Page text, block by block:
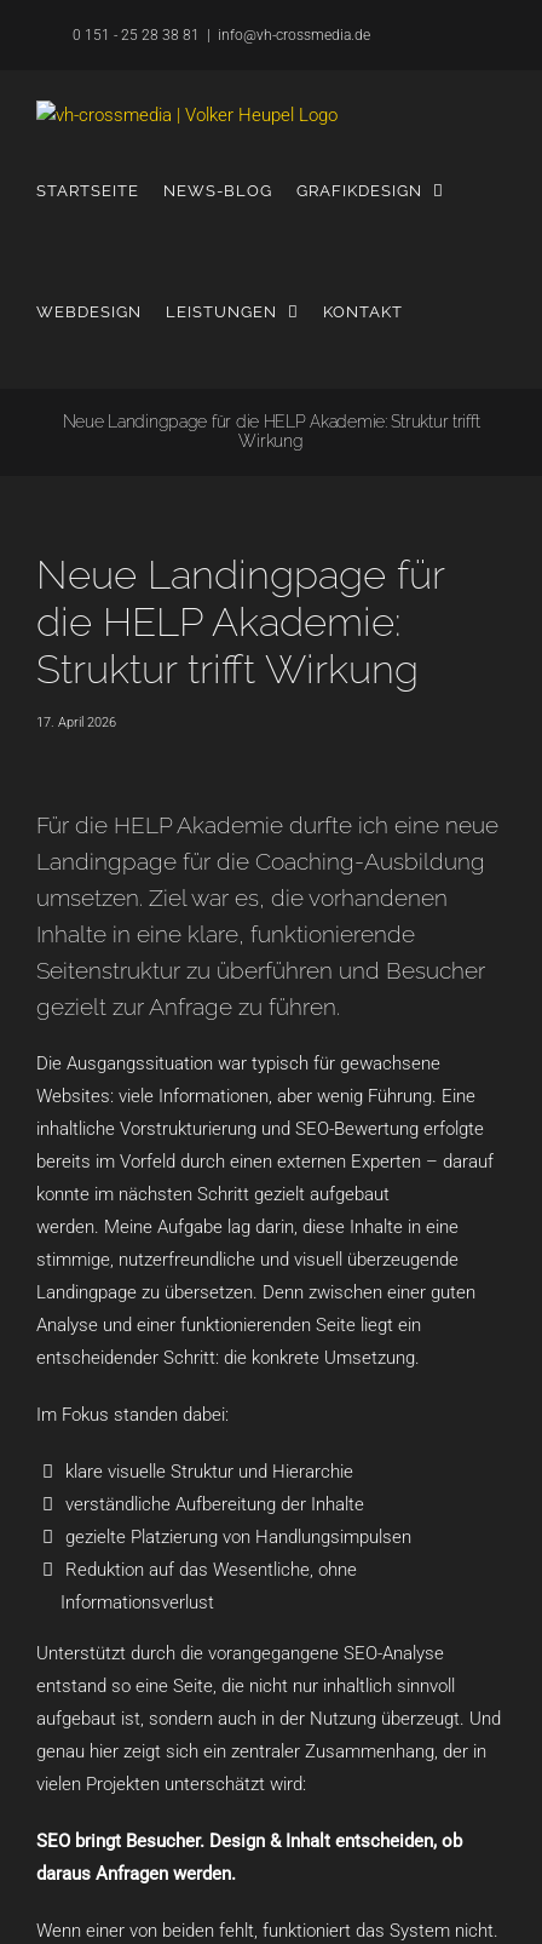
0 151 - 25 28 38 81 info@vh-crossmedia.de
STARTSEITE NEWS-BLOG GRAFIKDESIGN
WEBDESIGN LEISTUNGEN KONTAKT
Neue Landingpage für die HELP Akademie: Struktur trifft
Wirkung
Neue Landingpage für
die HELP Akademie:
Struktur trifft Wirkung
17. April 2026
Für die HELP Akademie durfte ich eine neue
Landingpage für die Coaching-Ausbildung
umsetzen. Ziel war es, die vorhandenen
Inhalte in eine klare, funktionierende
Seitenstruktur zu überführen und Besucher
gezielt zur Anfrage zu führen.
Die Ausgangssituation war typisch für gewachsene
Websites: viele Informationen, aber wenig Führung. Eine
inhaltliche Vorstrukturierung und SEO-Bewertung erfolgte
bereits im Vorfeld durch einen externen Experten – darauf
konnte im nächsten Schritt gezielt aufgebaut
werden. Meine Aufgabe lag darin, diese Inhalte in eine
stimmige, nutzerfreundliche und visuell überzeugende
Landingpage zu übersetzen. Denn zwischen einer guten
Analyse und einer funktionierenden Seite liegt ein
entscheidender Schritt: die konkrete Umsetzung.
Im Fokus standen dabei:
klare visuelle Struktur und Hierarchie
verständliche Aufbereitung der Inhalte
gezielte Platzierung von Handlungsimpulsen
Reduktion auf das Wesentliche, ohne
Informationsverlust
Unterstützt durch die vorangegangene SEO-Analyse
entstand so eine Seite, die nicht nur inhaltlich sinnvoll
aufgebaut ist, sondern auch in der Nutzung überzeugt. Und
genau hier zeigt sich ein zentraler Zusammenhang, der in
vielen Projekten unterschätzt wird:
SEO bringt Besucher. Design & Inhalt entscheiden, ob
daraus Anfragen werden.
Wenn einer von beiden fehlt, funktioniert das System nicht.